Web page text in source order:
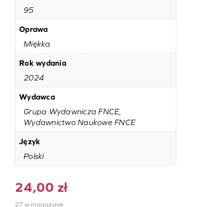
95
Oprawa
Miękka
Rok wydania
2024
Wydawca
Grupa Wydawnicza FNCE,
Wydawnictwo Naukowe FNCE
Język
Polski
24,00 zł
27 w magazynie